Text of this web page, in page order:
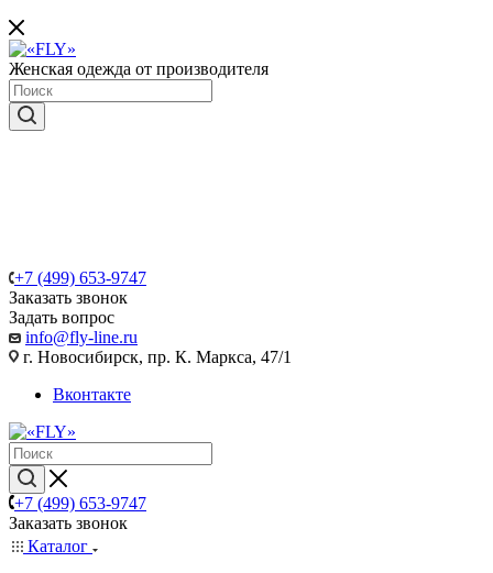
Женская одежда от производителя
+7 (499) 653-9747
Заказать звонок
Задать вопрос
info@fly-line.ru
г. Новосибирск, пр. К. Маркса, 47/1
Вконтакте
+7 (499) 653-9747
Заказать звонок
Каталог